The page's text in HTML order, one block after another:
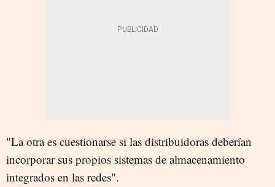
"La otra es cuestionarse si las distribuidoras deberían
incorporar sus propios sistemas de almacenamiento
integrados en las redes".